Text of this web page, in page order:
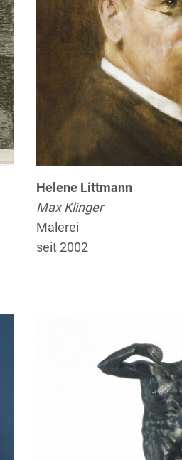
Helene Littmann
Max Klinger
Malerei
seit 2002